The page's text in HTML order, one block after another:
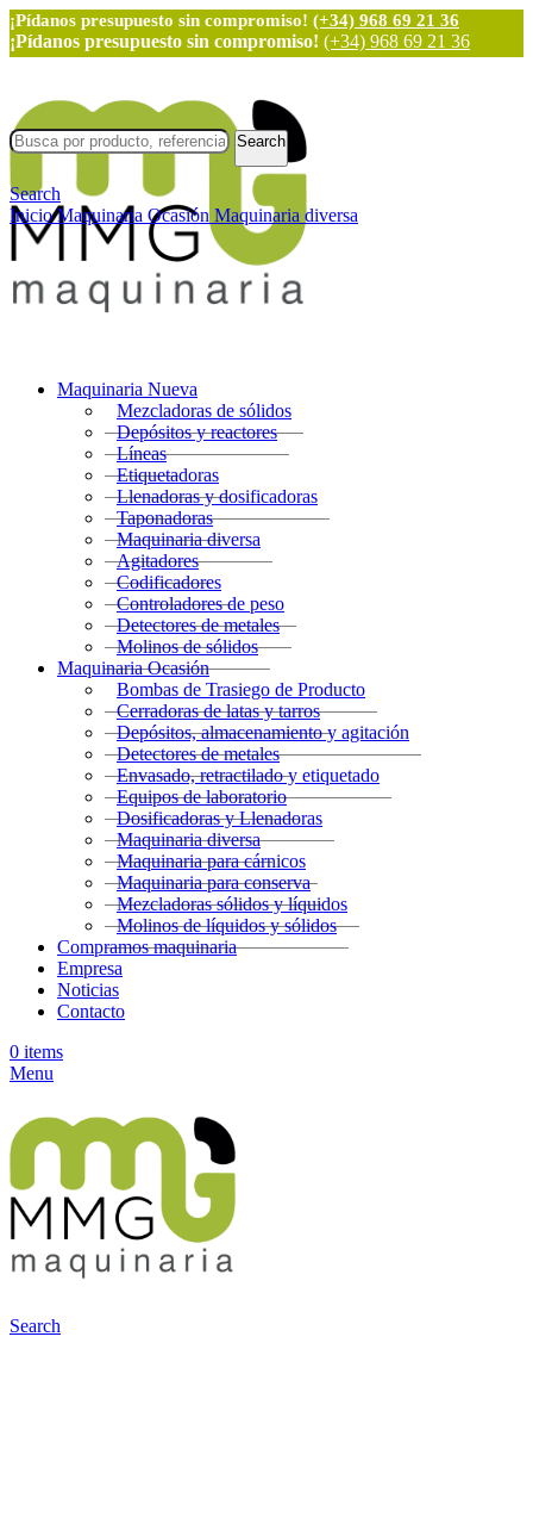
¡Pídanos presupuesto sin compromiso! (+34) 968 69 21 36
¡Pídanos presupuesto sin compromiso! (+34) 968 69 21 36
Maquinaria Nueva
Mezcladoras de sólidos
Depósitos y reactores
Líneas
Etiquetadoras
Llenadoras y dosificadoras
Taponadoras
Maquinaria diversa
Agitadores
Codificadores
Controladores de peso
Detectores de metales
Molinos de sólidos
Maquinaria Ocasión
Bombas de Trasiego de Producto
Cerradoras de latas y tarros
Depósitos, almacenamiento y agitación
Detectores de metales
Envasado, retractilado y etiquetado
Equipos de laboratorio
Dosificadoras y Llenadoras
Maquinaria diversa
Maquinaria para cárnicos
Maquinaria para conserva
Mezcladoras sólidos y líquidos
Molinos de líquidos y sólidos
Compramos maquinaria
Empresa
Noticias
Contacto
0 items
Menu
Search
Search
Search
InicioMaquinaria Ocasión Maquinaria diversa